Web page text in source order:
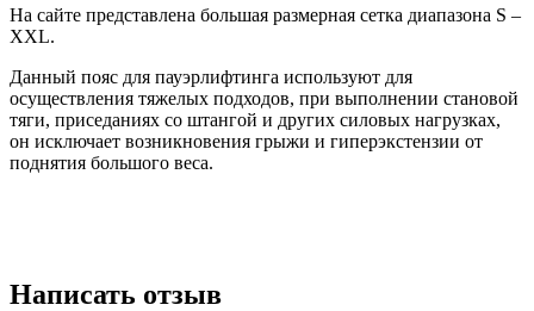
На сайте представлена большая размерная сетка диапазона S –
XXL.
Данный пояс для пауэрлифтинга используют для
осуществления тяжелых подходов, при выполнении становой
тяги, приседаниях со штангой и других силовых нагрузках,
он исключает возникновения грыжи и гиперэкстензии от
поднятия большого веса.
Написать отзыв